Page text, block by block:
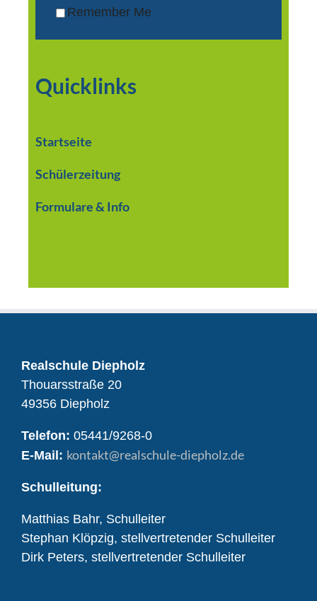
Remember Me
Quicklinks
Startseite
Schülerzeitung
Formulare & Info
Realschule Diepholz
Thouarsstraße 20
49356 Diepholz
Telefon: 05441/9268-0
E-Mail: kontakt@realschule-diepholz.de
Schulleitung:
Matthias Bahr, Schulleiter
Stephan Klöpzig, stellvertretender Schulleiter
Dirk Peters, stellvertretender Schulleiter